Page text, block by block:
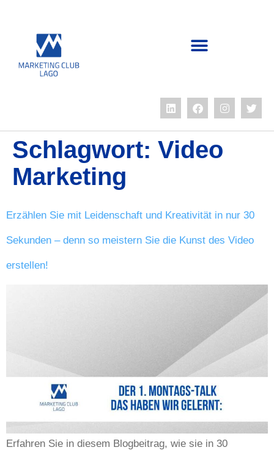
Schlagwort: Video
Marketing
Erzählen Sie mit Leidenschaft und Kreativität in nur 30
Sekunden – denn so meistern Sie die Kunst des Video
erstellen!
Erfahren Sie in diesem Blogbeitrag, wie sie in 30